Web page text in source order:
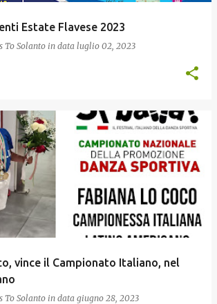
Estate Flavese 2023
To Solanto in data luglio 02, 2023
vince il Campionato Italiano, nel
To Solanto in data giugno 28, 2023